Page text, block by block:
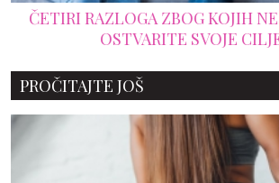
ČETIRI RAZLOGA ZBOG KOJIH
OSTVARITE SVOJE
PROČITAJTE JOŠ